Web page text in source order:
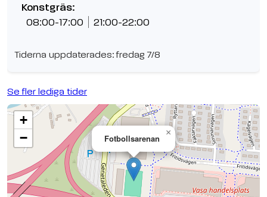
Konstgräs:
08:00-17:00 21:00-22:00
Tiderna uppdaterades: fredag 7/8
Se fler lediga tider
Fotbollsarenan
×
+
−